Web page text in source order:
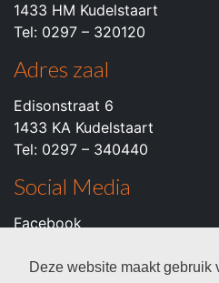
Deze website maakt gebruik
1433 HM Kudelstaart
Tel: 0297 – 320120
Adres zaal
Edisonstraat 6
1433 KA Kudelstaart
Tel: 0297 – 340440
Social Media
Facebook
Youtube